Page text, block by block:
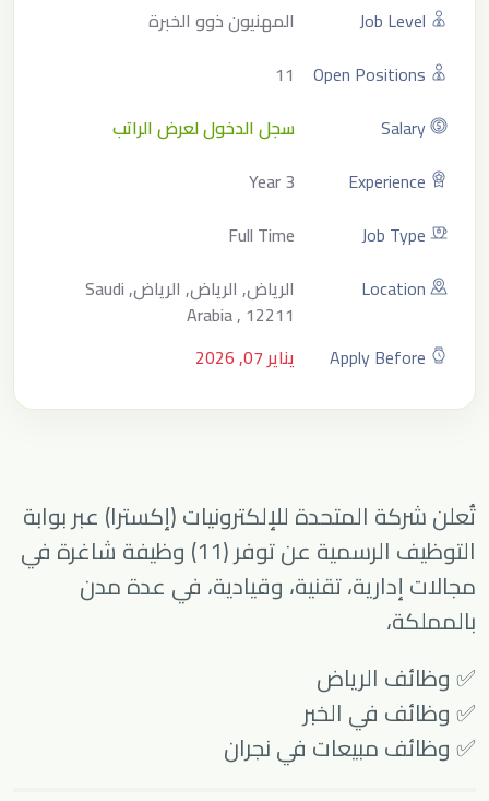
Job Level
المهنيون ذوو الخبرة
Open Positions
11
Salary
سجل الدخول لعرض الراتب
Experience
3 Year
Job Type
Full Time
Location
الرياض, الرياض, الرياض, Saudi
Arabia , 12211
Apply Before
يناير 07, 2026
تُعلن شركة المتحدة للإلكترونيات (إكسترا) عبر بوابة
التوظيف الرسمية عن توفر (11) وظيفة شاغرة في
مجالات إدارية، تقنية، وقيادية، في عدة مدن
بالمملكة،
✅ وظائف الرياض
✅ وظائف في الخبر
✅ وظائف مبيعات في نجران